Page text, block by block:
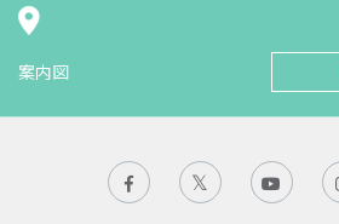
案内図